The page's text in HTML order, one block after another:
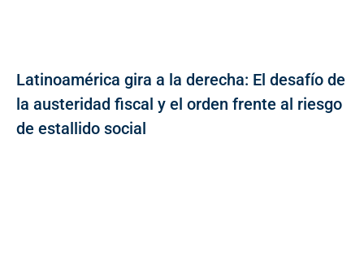
Latinoamérica gira a la derecha: El desafío de
la austeridad fiscal y el orden frente al riesgo
de estallido social